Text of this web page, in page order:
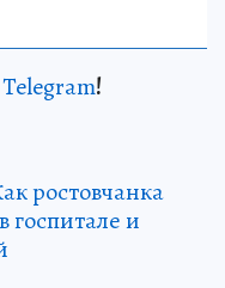
Telegram!
ростовчанка
госпитале и